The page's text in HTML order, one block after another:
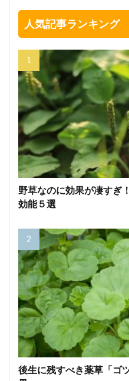
人気記事ランキング
野草なのに効果が凄すぎ
効能５選
後生に残すべき薬草「ゴ